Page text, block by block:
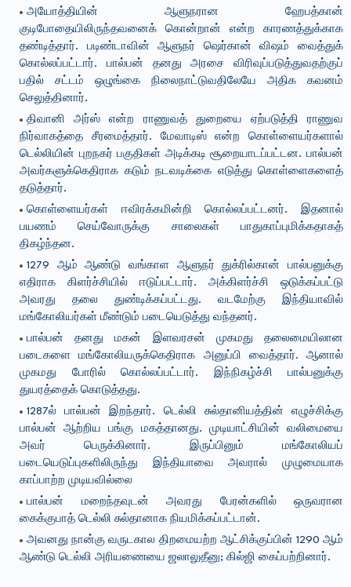
அயோத்தியின் ஆளுநரான ஹேபத்கான்
குடிபோதையிலிருந்தவனைக் கொன்றான் என்ற காரணத்துக்காக
தண்டித்தார். படிண்டாவின் ஆளுநர் ஷெர்கான் விஷம் வைத்துக்
கொல்லப்பட்டார். பால்பன் தனது அரசை விரிவுப்படுத்துவதற்குப்
பதில் சட்டம் ஒழுங்கை நிலைநாட்டுவதிலேயே அதிக கவனம்
செலுத்தினார்.
திவானி அர்ஸ் என்ற ராணுவத் துறையை ஏற்படுத்தி ராணுவ
நிர்வாகத்தை சீரமைத்தார். மேவாடிஸ் என்ற கொள்ளையர்களால்
டெல்லியின் புறநகர் பகுதிகள் அடிக்கடி சூறையாடப்பட்டன. பால்பன்
அவர்களுக்கெதிராக கடும் நடவடிக்கை எடுத்து கொள்ளைகளைத்
தடுத்தார்.
கொள்ளையர்கள் ஈவிரக்கமின்றி கொல்லப்பட்டனர். இதனால்
பயணம் செய்வோருக்கு சாலைகள் பாதுகாப்புமிக்கதாகத்
திகழ்ந்தன.
1279 ஆம் ஆண்டு வங்காள ஆளுநர் துக்ரில்கான் பால்பனுக்கு
எதிராக கிளர்ச்சியில் ஈடுப்பட்டார். அக்கிளர்ச்சி ஒடுக்கப்பட்டு
அவரது தலை துண்டிக்கப்பட்டது. வடமேற்கு இந்தியாவில்
மங்கோலியர்கள் மீண்டும் படையெடுத்து வந்தனர்.
பால்பன் தனது மகன் இளவரசன் முகமது தலைமையிலான
படைகளை மங்கோலியருக்கெதிராக அனுப்பி வைத்தார். ஆனால்
முகமது போரில் கொல்லப்பட்டார். இந்நிகழ்ச்சி பால்பனுக்கு
துயரத்தைக் கொடுத்தது.
1287ல் பால்பன் இறந்தார். டெல்லி சுல்தானியத்தின் எழுச்சிக்கு
பால்பன் ஆற்றிய பங்கு மகத்தானது. முடியாட்சியின் வலிமையை
அவர் பெருக்கினார். இருப்பினும் மங்கோலியப்
படையெடுப்புகளிலிருந்து இந்தியாவை அவரால் முழுமையாக
காப்பாற்ற முடியவில்லை
பால்பன் மறைந்தவுடன் அவரது பேரன்களில் ஒருவரான
கைக்குபாத் டெல்லி சுல்தானாக நியமிக்கப்பட்டான்.
அவனது நான்கு வருடகால திறமையற்ற ஆட்சிக்குப்பின் 1290 ஆம்
ஆண்டு டெல்லி அரியணையை ஜலாலுதீனு; கில்ஜி கைப்பற்றினார்.